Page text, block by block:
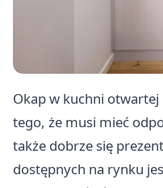
Okap w kuchni
tego, że musi mieć
także dobrze się
dostępnych na rynku